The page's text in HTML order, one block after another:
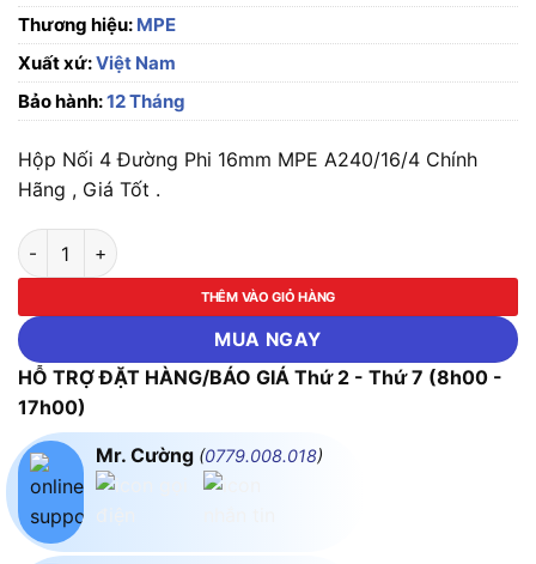
Thương hiệu: MPE
Xuất xứ:Việt Nam
Bảo hành:12 Tháng
Hộp Nối 4 Đường Phi 16mm MPE A240/16/4 Chính
Hãng , Giá Tốt .
Hộp Nối 4 Đường Phi 16mm MPE A240/16/4 số lượng
THÊM VÀO GIỎ HÀNG
MUA NGAY
HỖ TRỢ ĐẶT HÀNG/BÁO GIÁ Thứ 2 - Thứ 7 (8h00 -
17h00)
Mr. Cường (0779.008.018)